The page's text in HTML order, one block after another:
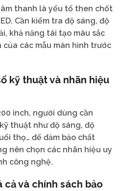
thanh là yếu tố then chốt
Cần kiểm tra độ sáng, độ
khả năng tái tạo màu sắc
các mẫu màn hình trước
kỹ thuật và nhãn hiệu
inch, người dùng cần
thuật như độ sáng, độ
thọ… để đảm bảo chất
nên chọn các nhãn hiệu uy
công nghệ.
cả và chính sách bảo